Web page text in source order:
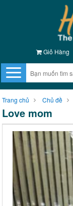
Giỏ Hàng
Trang chủ Chủ đề
Love mom